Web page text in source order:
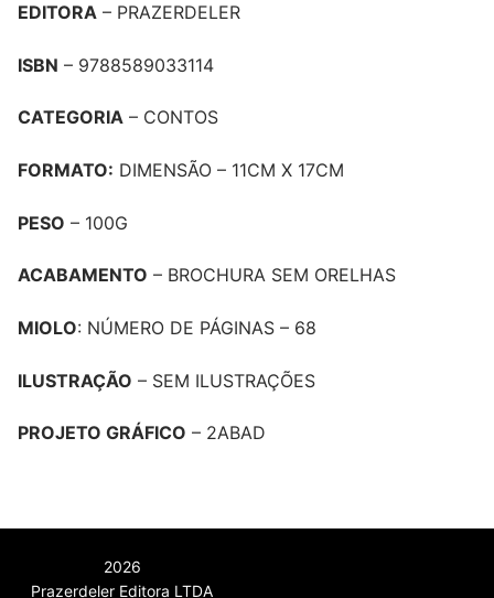
EDITORA – PRAZERDELER
ISBN – 9788589033114
CATEGORIA – CONTOS
FORMATO: DIMENSÃO – 11CM X 17CM
PESO – 100G
ACABAMENTO – BROCHURA SEM ORELHAS
MIOLO: NÚMERO DE PÁGINAS – 68
ILUSTRAÇÃO – SEM ILUSTRAÇÕES
PROJETO GRÁFICO – 2ABAD
2026
Prazerdeler Editora LTDA